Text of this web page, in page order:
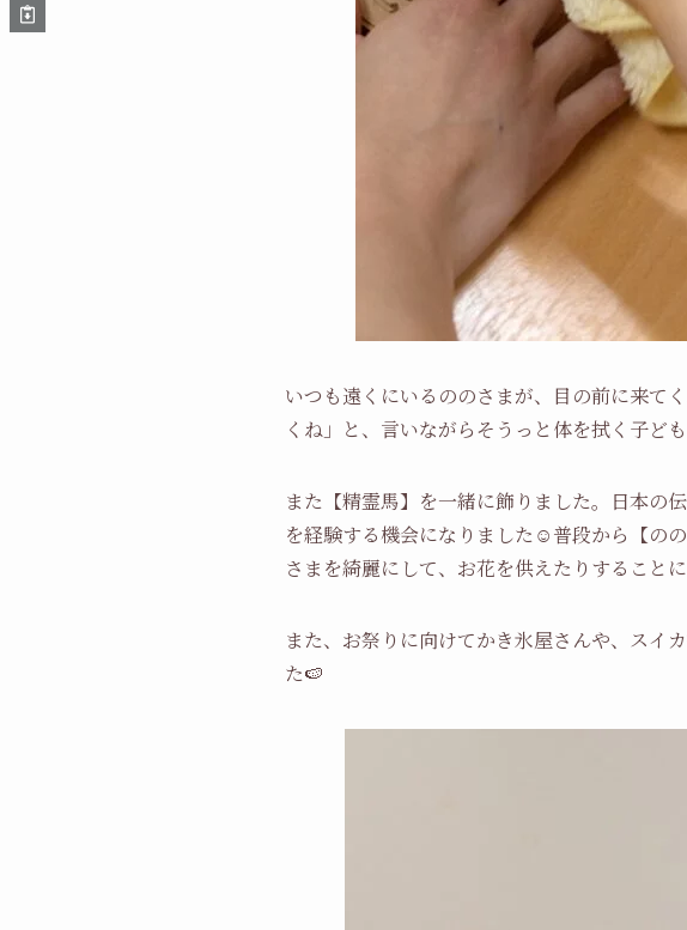
いつも遠くにいるののさまが、目の前に来て
くね」と、言いながらそうっと体を拭く子ども
また【精霊馬】を一緒に飾りました。日本の
を経験する機会になりました☺️普段から【の
さまを綺麗にして、お花を供えたりすること
また、お祭りに向けてかき氷屋さんや、スイ
た🍉